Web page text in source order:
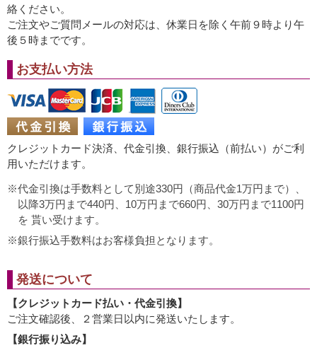
絡ください。
ご注文やご質問メールの対応は、休業日を除く午前９時より午
後５時までです。
お支払い方法
クレジットカード決済、代金引換、銀行振込（前払い）がご利
用いただけます。
代金引換は手数料として別途330円（商品代金1万円まで）、
以降3万円まで440円、10万円まで660円、30万円まで1100円
を 貰い受けます。
銀行振込手数料はお客様負担となります。
発送について
【クレジットカード払い・代金引換】
ご注文確認後、２営業日以内に発送いたします。
【銀行振り込み】